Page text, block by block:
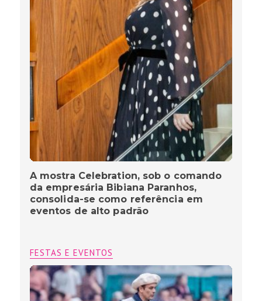
A mostra Celebration, sob o comando
da empresária Bibiana Paranhos,
consolida-se como referência em
eventos de alto padrão
FESTAS E EVENTOS